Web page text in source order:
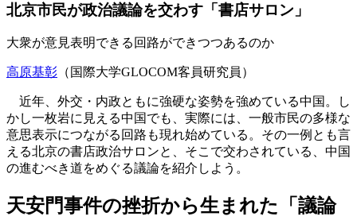
北京市民が政治議論を交わす「書店サロン」
大衆が意見表明できる回路ができつつあるのか
高原基彰 （国際大学GLOCOM客員研究員）
近年、外交・内政ともに強硬な姿勢を強めている中国。し
かし一枚岩に見える中国でも、実際には、一般市民の多様な
意思表示につながる回路も現れ始めている。その一例とも言
える北京の書店政治サロンと、そこで交わされている、中国
の進むべき道をめぐる議論を紹介しよう。
天安門事件の挫折から生まれた「議論